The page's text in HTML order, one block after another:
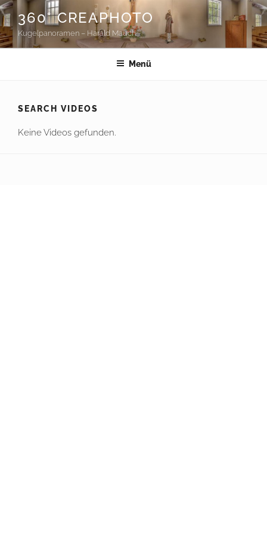
Zum
Inhalt
springen
360° CREAPHOTO
Kugelpanoramen – Harald Mauch
Menü
SEARCH VIDEOS
Keine Videos gefunden.